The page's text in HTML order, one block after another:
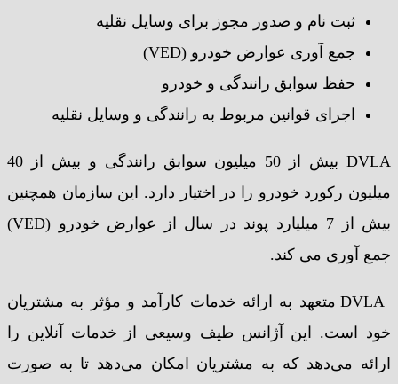
ثبت نام و صدور مجوز برای وسایل نقلیه
جمع آوری عوارض خودرو (VED)
حفظ سوابق رانندگی و خودرو
اجرای قوانین مربوط به رانندگی و وسایل نقلیه
DVLA بیش از 50 میلیون سوابق رانندگی و بیش از 40
میلیون رکورد خودرو را در اختیار دارد. این سازمان همچنین
بیش از 7 میلیارد پوند در سال از عوارض خودرو (VED)
جمع آوری می کند.
DVLA متعهد به ارائه خدمات کارآمد و مؤثر به مشتریان
خود است. این آژانس طیف وسیعی از خدمات آنلاین را
ارائه می‌دهد که به مشتریان امکان می‌دهد تا به صورت